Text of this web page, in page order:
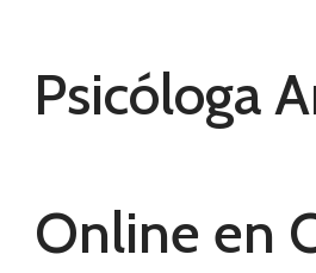
Psicóloga
Online en